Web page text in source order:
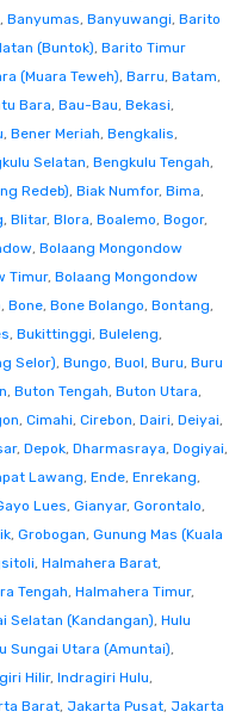
, Banyumas, Banyuwangi, Barito
(Buntok), Barito Timur
(Muara Teweh), Barru, Batam,
Bara, Bau-Bau, Bekasi,
, Bener Meriah, Bengkalis,
Selatan, Bengkulu Tengah,
Redeb), Biak Numfor, Bima,
, Blitar, Blora, Boalemo, Bogor,
, Bolaang Mongondow
Timur, Bolaang Mongondow
, Bone, Bone Bolango, Bontang,
, Bukittinggi, Buleleng,
Selor), Bungo, Buol, Buru, Buru
, Buton Tengah, Buton Utara,
, Cimahi, Cirebon, Dairi, Deiyai,
, Depok, Dharmasraya, Dogiyai,
Lawang, Ende, Enrekang,
Lues, Gianyar, Gorontalo,
, Grobogan, Gunung Mas (Kuala
, Halmahera Barat,
Tengah, Halmahera Timur,
Selatan (Kandangan), Hulu
Sungai Utara (Amuntai),
Hilir, Indragiri Hulu,
Barat, Jakarta Pusat, Jakarta